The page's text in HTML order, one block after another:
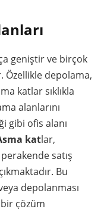
geniştir ve birçok
Özellikle depolama,
katlar sıklıkla
alanlarını
gibi ofis alanı
katlar,
satış
Bu
depolanması
çözüm